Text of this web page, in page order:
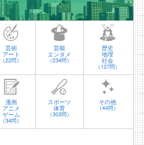
芸術
アート
（22問）
芸能
エンタメ
（234問）
歴史
地理
社会
（127問）
漫画
アニメ
ゲーム
（34問）
スポーツ
体育
（303問）
その他
（44問）